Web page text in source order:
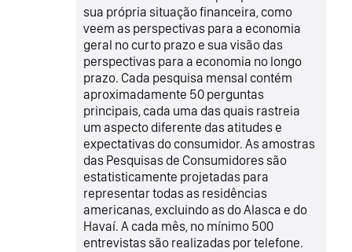
sua própria situação financeira, como
veem as perspectivas para a economia
geral no curto prazo e sua visão das
perspectivas para a economia no longo
prazo. Cada pesquisa mensal contém
aproximadamente 50 perguntas
principais, cada uma das quais rastreia
um aspecto diferente das atitudes e
expectativas do consumidor. As amostras
das Pesquisas de Consumidores são
estatisticamente projetadas para
representar todas as residências
americanas, excluindo as do Alasca e do
Havaí. A cada mês, no mínimo 500
entrevistas são realizadas por telefone.